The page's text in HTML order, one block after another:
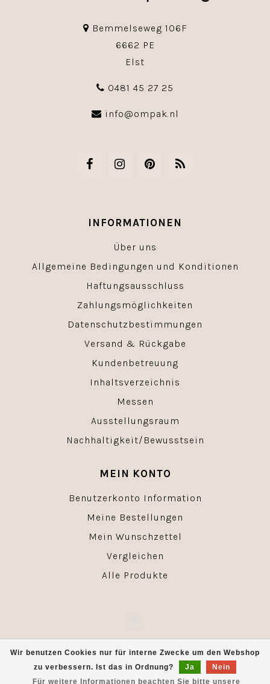
Wir benutzen Cookies nur für interne Zwecke um den Webshop
zu verbessern. Ist das in Ordnung?
Ja
Nein
Für weitere Informationen beachten Sie bitte unsere
Bemmelseweg 106F
6662 PE
Elst
0481 45 27 25
info@ompak.nl
INFORMATIONEN
Über uns
Allgemeine Bedingungen und Konditionen
Haftungsausschluss
Zahlungsmöglichkeiten
Datenschutzbestimmungen
Versand & Rückgabe
Kundenbetreuung
Inhaltsverzeichnis
Messen
Ausstellungsraum
Nachhaltigkeit/Bewusstsein
MEIN KONTO
Benutzerkonto Information
Meine Bestellungen
Mein Wunschzettel
Vergleichen
Alle Produkte
© Copyright 2026 - Powered byLightspeed- Theme by
Dyvelopment